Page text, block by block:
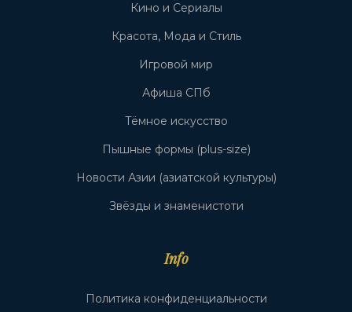
Кино и Сериалы
Красота, Мода и Стиль
Игровой мир
Афиша СПб
Тёмное искусство
Пышные формы (plus-size)
Новости Азии (азиатской культуры)
Звёзды и знаменистоти
Info
Политика конфиденциальности